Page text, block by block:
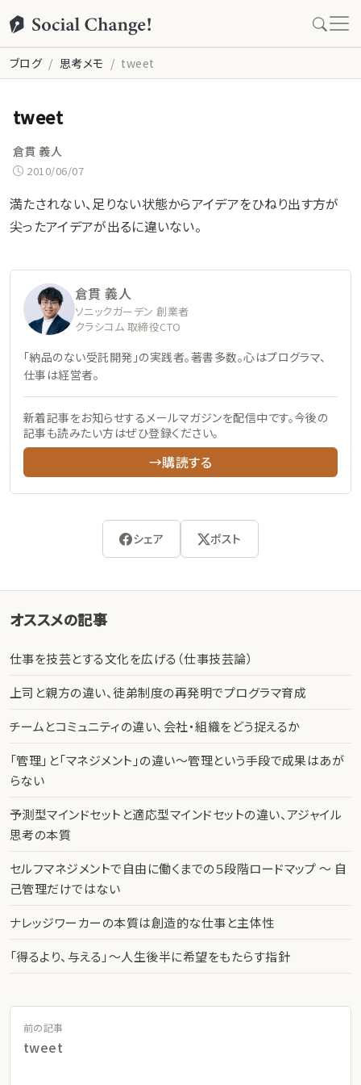
ブログ 思考メモ tweet
tweet
倉貫 義人
2010/06/07
満たされない、足りない状態からアイデアをひねり出す方が
尖ったアイデアが出るに違いない。
倉貫 義人
ソニックガーデン 創業者
クラシコム 取締役CTO
「納品のない受託開発」の実践者。著書多数。心はプログラマ、
仕事は経営者。
新着記事をお知らせするメールマガジンを配信中です。今後の
記事も読みたい方はぜひ登録ください。
→購読する
シェア ポスト
オススメの記事
仕事を技芸とする文化を広げる（仕事技芸論）
上司と親方の違い、徒弟制度の再発明でプログラマ育成
チームとコミュニティの違い、会社・組織をどう捉えるか
「管理」と「マネジメント」の違い〜管理という手段で成果はあが
らない
予測型マインドセットと適応型マインドセットの違い、アジャイル
思考の本質
セルフマネジメントで自由に働くまでの５段階ロードマップ 〜 自
己管理だけではない
ナレッジワーカーの本質は創造的な仕事と主体性
「得るより、与える」〜人生後半に希望をもたらす指針
前の記事
tweet